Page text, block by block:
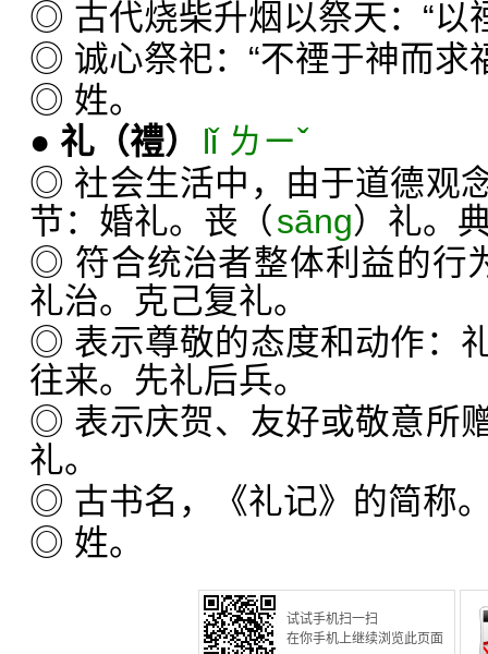
◎ 古代烧柴升烟以祭天：“以
◎ 诚心祭祀：“不禋于神而求
◎ 姓。
● 礼 （禮）
lǐ ㄌㄧˇ
◎ 社会生活中，由于道德观
节：婚礼。丧（sāng）礼。
◎ 符合统治者整体利益的行
礼治。克己复礼。
◎ 表示尊敬的态度和动作：
往来。先礼后兵。
◎ 表示庆贺、友好或敬意所
礼。
◎ 古书名，《礼记》的简称
◎ 姓。
试试手机扫一扫
在你手机上继续浏览此页面